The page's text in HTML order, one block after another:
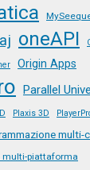
oneAPI
Origin Apps
Parallel
Plaxis 3D
multi-
piattaforma